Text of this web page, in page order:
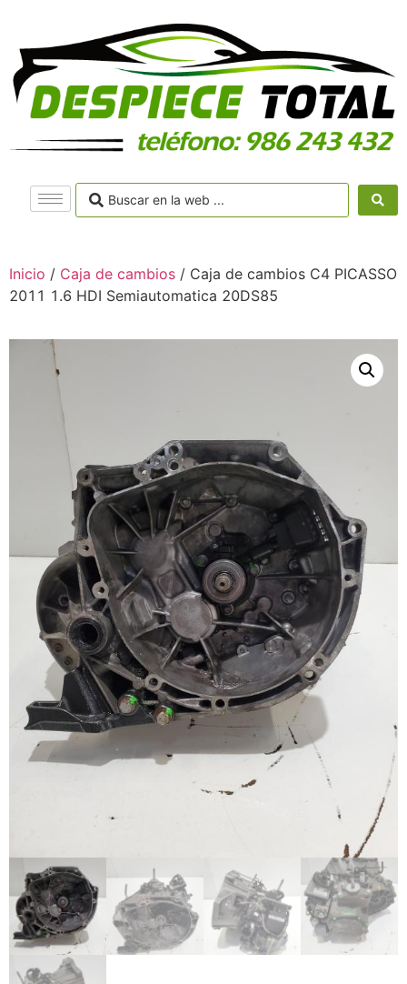
Inicio / Caja de cambios / Caja de cambios C4 PICASSO
2011 1.6 HDI Semiautomatica 20DS85